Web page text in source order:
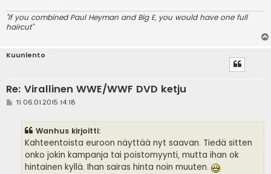
"If you combined Paul Heyman and Big E, you would have one full
haircut"
Kuunlento
Re: Virallinen WWE/WWF DVD ketju
VTi 06.01.2015 14:18
Wanhus kirjoitti:
Kahteentoista euroon näyttää nyt saavan. Tiedä sitten
onko jokin kampanja tai poistomyynti, mutta ihan ok
hintainen kyllä. Ihan sairas hinta noin muuten.